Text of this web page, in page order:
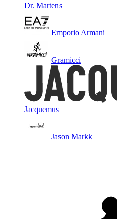
Dr. Martens
Emporio Armani
Gramicci
Jacquemus
Jason Markk